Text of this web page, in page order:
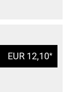
EUR 12,10*